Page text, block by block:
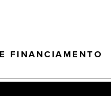
FINANCIAMENTO